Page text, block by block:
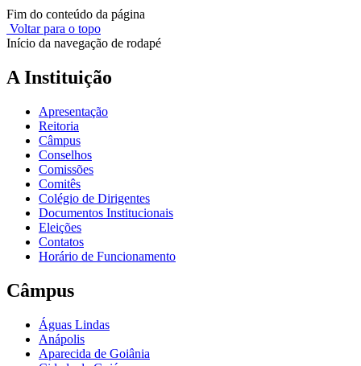
Fim do conteúdo da página
Voltar para o topo
Início da navegação de rodapé
A Instituição
Apresentação
Reitoria
Câmpus
Conselhos
Comissões
Comitês
Colégio de Dirigentes
Documentos Institucionais
Eleições
Contatos
Horário de Funcionamento
Câmpus
Águas Lindas
Anápolis
Aparecida de Goiânia